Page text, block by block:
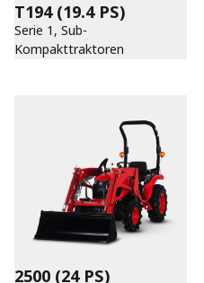
T194(19.4 PS)
Serie 1, Sub-
Kompakttraktoren
2500 (24 PS)